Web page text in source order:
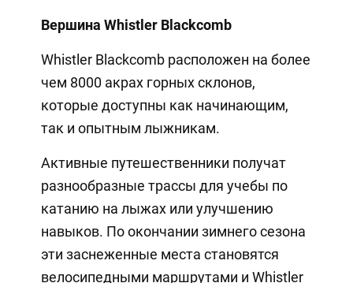
Вершина Whistler Blackcomb
Whistler Blackcomb расположен на более
чем 8000 акрах горных склонов,
которые доступны как начинающим,
так и опытным лыжникам.
Активные путешественники получат
разнообразные трассы для учебы по
катанию на лыжах или улучшению
навыков. По окончании зимнего сезона
эти заснеженные места становятся
велосипедными маршрутами и Whistler